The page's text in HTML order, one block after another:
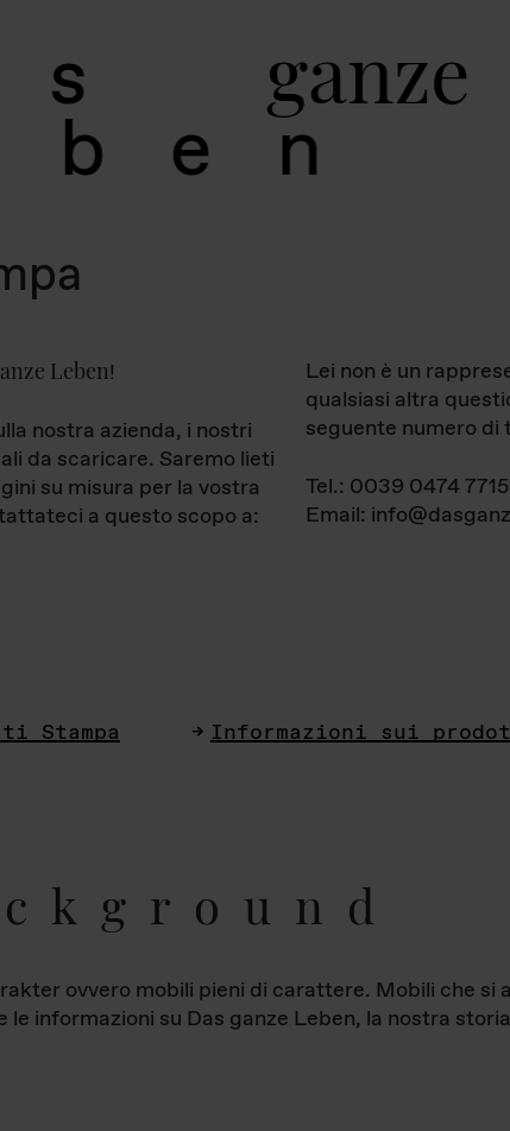
s ganz
b e
Leben!
nostra azienda, i nostri
da scaricare. Saremo lieti
su misura per la vostra
a questo scopo a:
Lei non è un
qualsiasi altra
seguente numero
Tel.: 0039 0474
Email:
Stampa Informazioni sui
ovvero mobili pieni di carattere. Mobili che
le informazioni su Das ganze Leben, la nostra